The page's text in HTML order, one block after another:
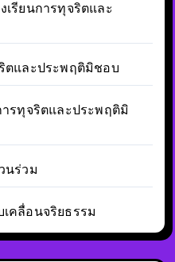
เรียนการทุจริตและ
ตและประพฤติมิชอบ
ารทุจริตและประพฤติมิ
นร่วม
คลื่อนจริยธรรม